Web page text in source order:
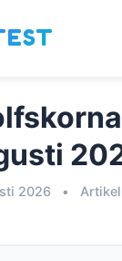
2026 •